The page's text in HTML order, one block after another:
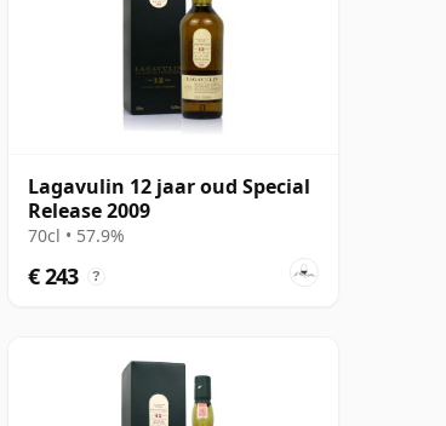
Lagavulin 12 jaar oud Special
Release 2009
70cl • 57.9%
€ 243 ?